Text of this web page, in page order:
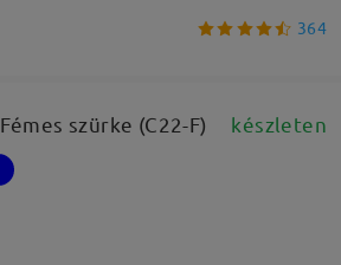
364
Fémes szürke (C22-F) készleten